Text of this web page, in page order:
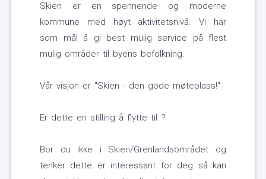
Skien er en spennende og moderne
kommune med høyt aktivitetsnivå. Vi har
som mål å gi best mulig service på flest
mulig områder til byens befolkning.
Vår visjon er "Skien - den gode møteplass!"
Er dette en stilling å flytte til ?
Bor du ikke i Skien/Grenlandsområdet og
tenker dette er interessant for deg så kan